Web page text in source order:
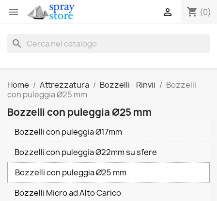
 shopping_cart (0)

search
Home Attrezzatura Bozzelli - Rinvii
Bozzelli
con puleggia Ø25 mm
Bozzelli con puleggia Ø25 mm
Bozzelli con puleggia Ø17mm
Bozzelli con puleggia Ø22mm su sfere
Bozzelli con puleggia Ø25 mm
Bozzelli Micro ad Alto Carico